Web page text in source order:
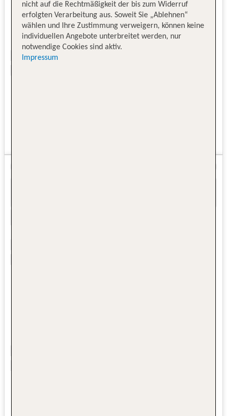
nicht auf die Rechtmäßigkeit der bis zum Widerruf
erfolgten Verarbeitung aus. Soweit Sie „Ablehnen“
wählen und Ihre Zustimmung verweigern, können keine
individuellen Angebote unterbreitet werden, nur
notwendige Cookies sind aktiv.
Impressum